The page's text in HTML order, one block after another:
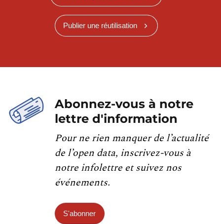
Publier une réutilisation
Abonnez-vous à notre
lettre d'information
Pour ne rien manquer de l’actualité
de l’open data, inscrivez-vous à
notre infolettre et suivez nos
événements.
S'abonner